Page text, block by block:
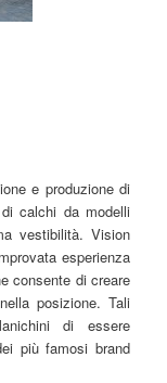
e produzione di
calchi da modelli
vestibilità. Vision
esperienza
consente di creare
posizione. Tali
di essere
più famosi brand